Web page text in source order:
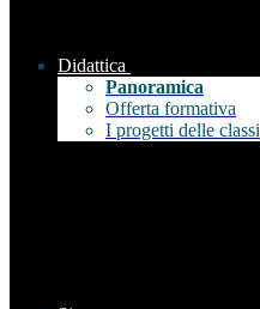
Didattica
Panoramica
Offerta formativa
I progetti delle classi